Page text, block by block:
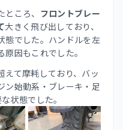
ころ、 フロントブレー
大きく飛び出しており、
態でした。ハンドルを左
因もこれでした。
えて摩耗しており、バッ
ン始動系・ブレーキ・足
状態でした。